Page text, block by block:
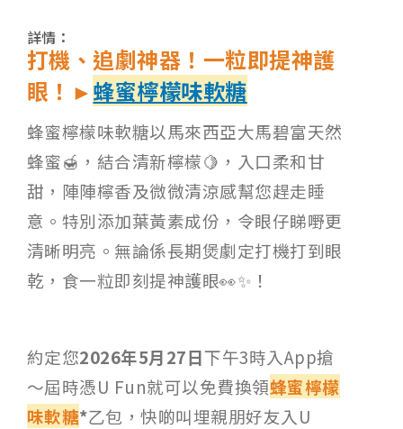
詳情：
打機、追劇神器！一粒即提神護
眼！►蜂蜜檸檬味軟糖
蜂蜜檸檬味軟糖以馬來西亞大馬碧富天然
蜂蜜🍯，結合清新檸檬🍋，入口柔和甘
甜，陣陣檸香及微微清涼感幫您趕走睡
意。特別添加葉黃素成份，令眼仔睇嘢更
清晰明亮。無論係長期煲劇定打機打到眼
乾，食一粒即刻提神護眼👀✨！
約定您2026年5月27日下午3時入App搶
～屆時憑U Fun就可以免費換領蜂蜜檸檬
味軟糖*乙包，快啲叫埋親朋好友入U